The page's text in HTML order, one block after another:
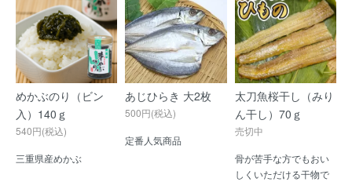
めかぶのり（ビン
入）140ｇ
540円(税込)
三重県産めかぶ
あじひらき 大2枚
500円(税込)
定番人気商品
太刀魚桜干し（みり
ん干し）70ｇ
売切中
骨が苦手な方でもおい
しくいただける干物で